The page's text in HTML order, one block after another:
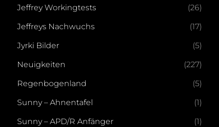
Jeffrey Workingtests (26)
Jeffreys Nachwuchs (17)
Jyrki Bilder (5)
Neuigkeiten (227)
Regenbogenland (5)
Sunny – Ahnentafel (1)
Sunny – APD/R Anfänger (1)